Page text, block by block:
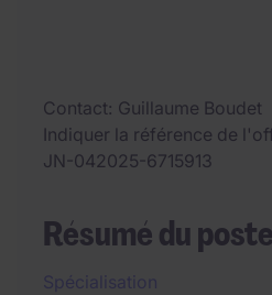
Contact Guillaume Boudet
Indiquer la référence de
JN-042025-6715913
Résumé du poste